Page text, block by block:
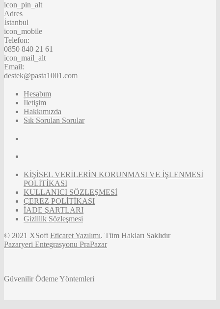
icon_pin_alt
Adres
İstanbul
icon_mobile
Telefon:
0850 840 21 61
icon_mail_alt
Email:
destek@pasta1001.com
Hesabım
İletişim
Hakkımızda
Sık Sorulan Sorular
KİŞİSEL VERİLERİN KORUNMASI VE İŞLENMESİ
POLİTİKASI
KULLANICI SÖZLEŞMESİ
ÇEREZ POLİTİKASI
İADE ŞARTLARI
Gizlilik Sözleşmesi
© 2021 XSoft Eticaret Yazılımı. Tüm Hakları Saklıdır
Pazaryeri Entegrasyonu PraPazar
Güvenilir Ödeme Yöntemleri